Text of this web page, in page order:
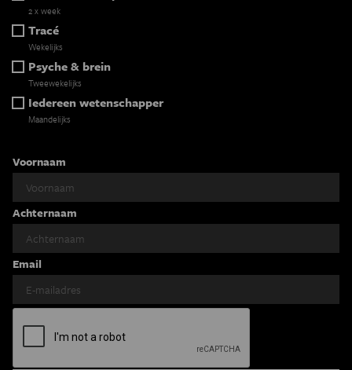
2 x week
Tracé
Wekelijks
Psyche & brein
Tweewekelijks
Iedereen wetenschapper
Maandelijks
Voornaam
Achternaam
Email